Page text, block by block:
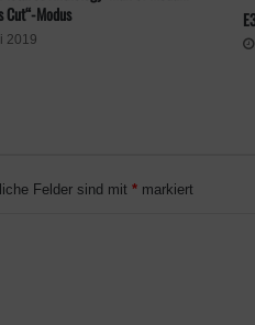
Cut“-Modus
2019
Felder sind mit * markiert